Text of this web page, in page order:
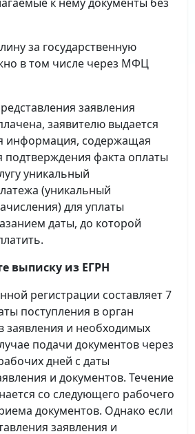
за государственную
в том числе через МФЦ
заявления
заявителю выдается
информация, содержащая
факта оплаты
уникальный
(уникальный
для уплаты
даты, до которой
выписку из ЕГРН
регистрации составляет 7
поступления в орган
заявления и необходимых
подачи документов через
дней с даты
и документов. Течение
со следующего рабочего
документов. Однако если
заявления и